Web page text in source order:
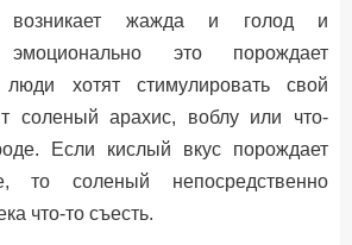
возникает жажда и голод и
эмоционально это порождает
хотят стимулировать свой
соленый арахис, воблу или что-
Если кислый вкус порождает
то соленый непосредственно
что-то съесть.